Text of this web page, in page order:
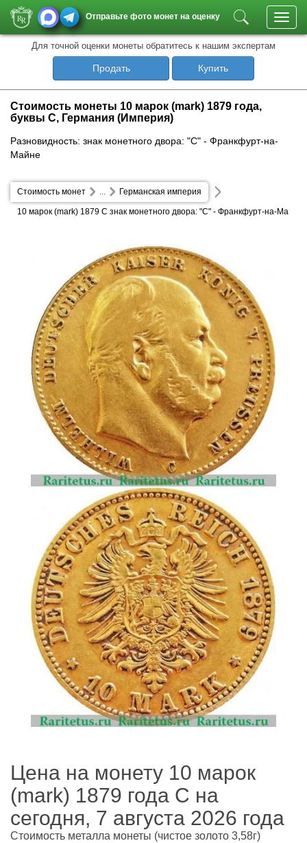
Отправьте фото монет на оценку
Для точной оценки монеты обратитесь к нашим экспертам
Продать Купить
Стоимость монеты 10 марок (mark) 1879 года,
буквы C, Германия (Империя)
Разновидность: знак монетного двора: "C" - Франкфурт-на-
Майне
Стоимость монет Германская империя
...
10 марок (mark) 1879 C знак монетного двора: "C" - Франкфурт-на-Ма
Цена на монету 10 марок
(mark) 1879 года C на
сегодня, 7 августа 2026 года
Стоимость металла монеты (чистое золото 3,58г)